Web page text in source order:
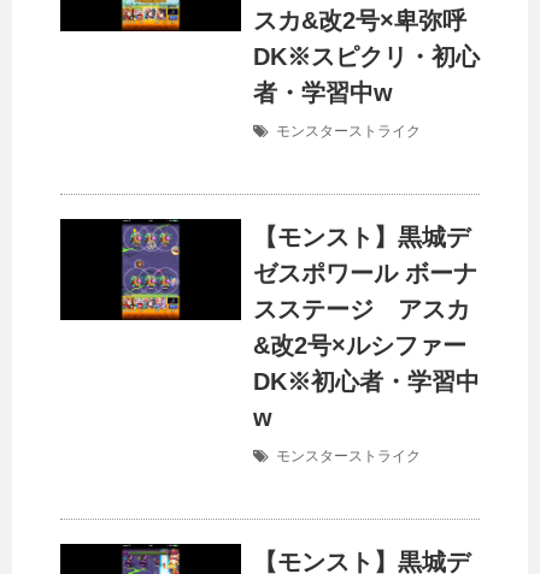
スカ&改2号×卑弥呼
DK※スピクリ・初心
者・学習中w
モンスターストライク
【モンスト】黒城デ
ゼスポワール ボーナ
スステージ アスカ
&改2号×ルシファー
DK※初心者・学習中
w
モンスターストライク
【モンスト】黒城デ